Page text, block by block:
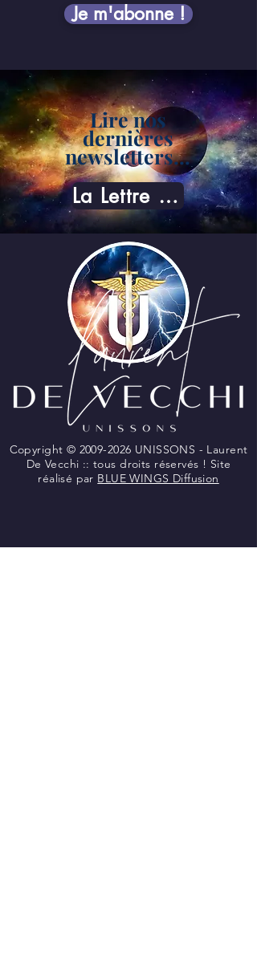
Je m'abonne !
Lire nos
dernières
newsletters...
La Lettre du Son©
Copyright © 2009-2026 UNISSONS - Laurent
De Vecchi :: tous droits réservés ! Site
réalisé par BLUE WINGS Diffusion